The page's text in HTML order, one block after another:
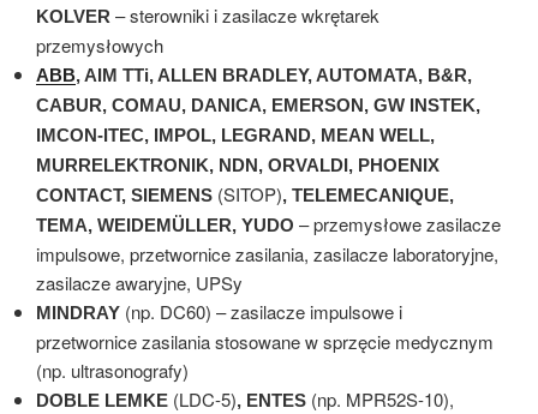
KOLVER – sterowniki i zasilacze wkrętarek
przemysłowych
ABB, AIM TTi, ALLEN BRADLEY, AUTOMATA, B&R,
CABUR, COMAU, DANICA, EMERSON, GW INSTEK,
IMCON-ITEC, IMPOL, LEGRAND, MEAN WELL,
MURRELEKTRONIK, NDN, ORVALDI, PHOENIX
CONTACT, SIEMENS (SITOP), TELEMECANIQUE,
TEMA, WEIDEMÜLLER, YUDO – przemysłowe zasilacze
impulsowe, przetwornice zasilania, zasilacze laboratoryjne,
zasilacze awaryjne, UPSy
MINDRAY (np. DC60) – zasilacze impulsowe i
przetwornice zasilania stosowane w sprzęcie medycznym
(np. ultrasonografy)
DOBLE LEMKE (LDC-5), ENTES (np. MPR52S-10),